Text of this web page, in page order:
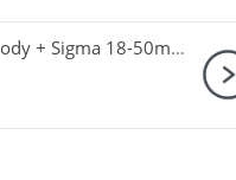
Sony ZV-E10 Mark II Body + Sigma 18-50mm F2.8 DC DN for Sony + SmallRig Cage for Sony ZV-E10 II 4867